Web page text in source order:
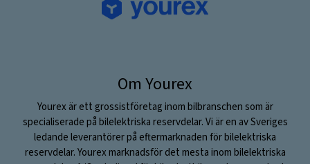
Om Yourex
Yourex är ett grossistföretag inom bilbranschen som är
specialiserade på bilelektriska reservdelar. Vi är en av Sveriges
ledande leverantörer på eftermarknaden för bilelektriska
reservdelar. Yourex marknadsför det mesta inom bilelektriska